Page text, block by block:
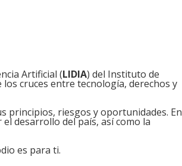
Artificial (LIDIA) del Instituto de
cruces entre tecnología, derechos y
principios, riesgos y oportunidades. En
desarrollo del país, así como la
es para ti.